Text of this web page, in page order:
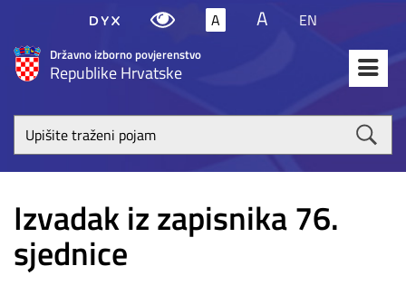
Državno izborno povjerenstvo
Republike Hrvatske
A A EN
Upišite
traženi
Izvadak iz zapisnika 76.
sjednice